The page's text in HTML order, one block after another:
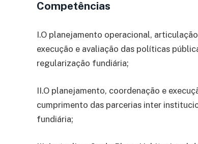
Competências
I.O planejamento operacional,
execução e avaliação das políticas
regularização fundiária;
II.O planejamento, coordenação e
cumprimento das parcerias inter
fundiária;